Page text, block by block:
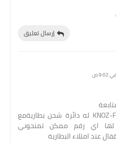
إرسال تعليق
لدى جهاز طبي موديل KNOZ-FINESS له دائرة شحن بطاريةمع
اي رقم ممكن تمنحوني
عند امتلاء البطارية